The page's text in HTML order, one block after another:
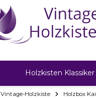
Holzkisten Klassiker
Vintage-Holzkiste Holzbox Kai